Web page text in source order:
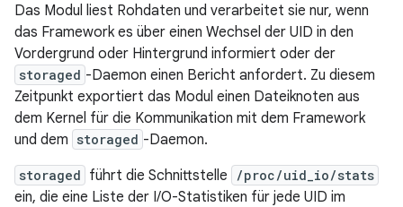
Das Modul liest Rohdaten und verarbeitet sie nur, wenn
das Framework es über einen Wechsel der UID in den
Vordergrund oder Hintergrund informiert oder der
storaged -Daemon einen Bericht anfordert. Zu diesem
Zeitpunkt exportiert das Modul einen Dateiknoten aus
dem Kernel für die Kommunikation mit dem Framework
und dem storaged -Daemon.
storaged führt die Schnittstelle /proc/uid_io/stats
ein, die eine Liste der I/O-Statistiken für jede UID im